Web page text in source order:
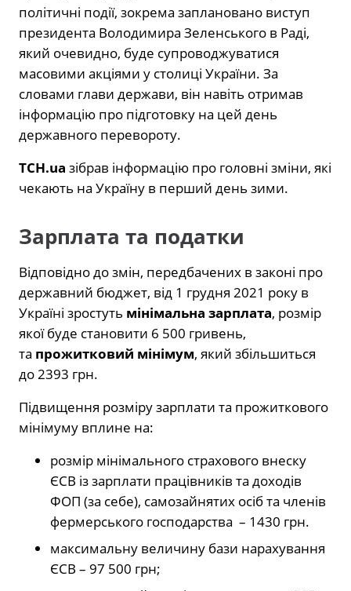
політичні події, зокрема заплановано виступ
президента Володимира Зеленського в Раді,
який очевидно, буде супроводжуватися
масовими акціями у столиці України. За
словами глави держави, він навіть отримав
інформацію про підготовку на цей день
державного перевороту.
ТСН.ua зібрав інформацію про головні зміни, які
чекають на Україну в перший день зими.
Зарплата та податки
Відповідно до змін, передбачених в законі про
державний бюджет, від 1 грудня 2021 року в
Україні зростуть мінімальна зарплата, розмір
якої буде становити 6 500 гривень,
та прожитковий мінімум, який збільшиться
до 2393 грн.
Підвищення розміру зарплати та прожиткового
мінімуму вплине на:
розмір мінімального страхового внеску
ЄСВ із зарплати працівників та доходів
ФОП (за себе), самозайнятих осіб та членів
фермерського господарства – 1430 грн.
максимальну величину бази нарахування
ЄСВ – 97 500 грн;